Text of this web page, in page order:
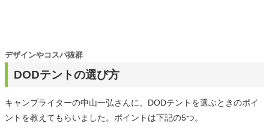
DODテントの選び方
デザインやコスパ抜群
キャンプライターの中山一弘さんに、DODテントを選ぶときのポイ
ントを教えてもらいました。ポイントは下記の5つ。